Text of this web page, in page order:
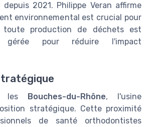
2021. Philippe Veran affirme
environnemental est crucial pour
toute production de déchets est
gérée pour réduire l'impact
les Bouches-du-Rhône, l'usine
stratégique. Cette proximité
de santé orthodontistes